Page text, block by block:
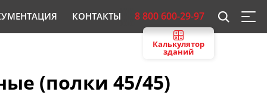
КОНТАКТЫ 8 800 600-29-97
Калькулятор
зданий
(полки 45/45)